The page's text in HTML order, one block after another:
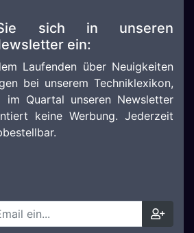
sich in unseren
ein:
Laufenden über Neuigkeiten
bei unserem Techniklexikon,
im Quartal unseren Newsletter
keine Werbung. Jederzeit